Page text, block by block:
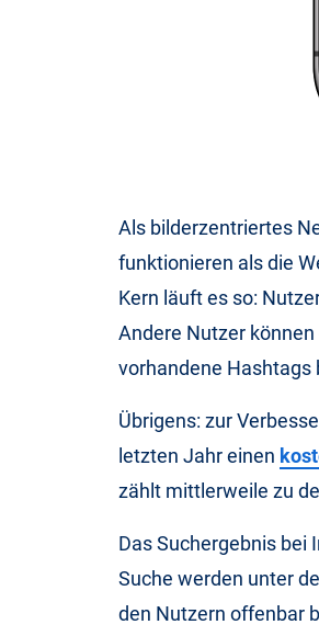
Als bilderzentriertes
funktionieren als die
Kern läuft es so:
Andere Nutzer
vorhandene Hashtags
Übrigens: zur
letzten Jahr einen
zählt mittlerweile zu
Das Suchergebnis bei
Suche werden unter
den Nutzern offenbar